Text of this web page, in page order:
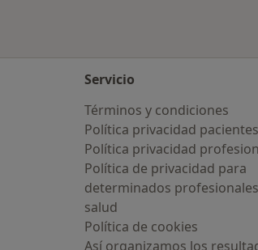
Servicio
Términos y condiciones
Política privacidad pacientes
Política privacidad
Política de privacidad para
determinados
salud
Política de cookies
Así organizamos los